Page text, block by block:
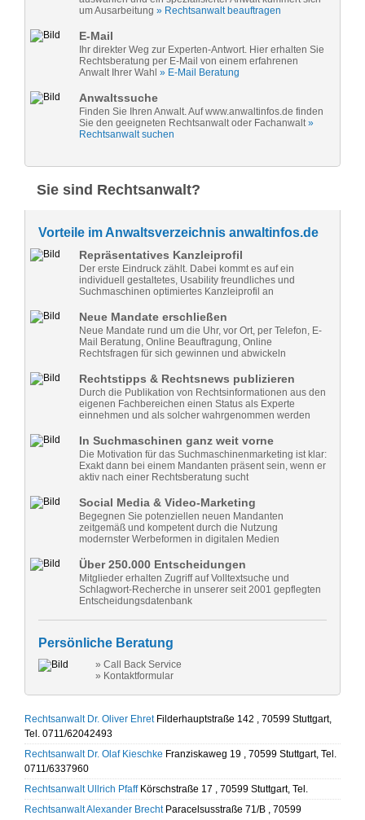
um Ausarbeitung » Rechtsanwalt beauftragen
E-Mail
Ihr direkter Weg zur Experten-Antwort. Hier erhalten Sie
Rechtsberatung per E-Mail von einem erfahrenen
Anwalt Ihrer Wahl » E-Mail Beratung
Anwaltssuche
Finden Sie Ihren Anwalt. Auf www.anwaltinfos.de finden
Sie den geeigneten Rechtsanwalt oder Fachanwalt»
Rechtsanwalt suchen
Sie sind Rechtsanwalt?
Vorteile im Anwaltsverzeichnis anwaltinfos.de
Repräsentatives Kanzleiprofil
Der erste Eindruck zählt. Dabei kommt es auf ein
individuell gestaltetes, Usability freundliches und
Suchmaschinen optimiertes Kanzleiprofil an
Neue Mandate erschließen
Neue Mandate rund um die Uhr, vor Ort, per Telefon, E-
Mail Beratung, Online Beauftragung, Online
Rechtsfragen für sich gewinnen und abwickeln
Rechtstipps & Rechtsnews publizieren
Durch die Publikation von Rechtsinformationen aus den
eigenen Fachbereichen einen Status als Experte
einnehmen und als solcher wahrgenommen werden
In Suchmaschinen ganz weit vorne
Die Motivation für das Suchmaschinenmarketing ist klar:
Exakt dann bei einem Mandanten präsent sein, wenn er
aktiv nach einer Rechtsberatung sucht
Social Media & Video-Marketing
Begegnen Sie potenziellen neuen Mandanten
zeitgemäß und kompetent durch die Nutzung
modernster Werbeformen in digitalen Medien
Über 250.000 Entscheidungen
Mitglieder erhalten Zugriff auf Volltextsuche und
Schlagwort-Recherche in unserer seit 2001 gepflegten
Entscheidungsdatenbank
Persönliche Beratung
» Call Back Service
» Kontaktformular
Rechtsanwalt Dr. Oliver EhretFilderhauptstraße 142 , 70599 Stuttgart,
Tel. 0711/62042493
Rechtsanwalt Dr. Olaf Kieschke Franziskaweg 19 , 70599 Stuttgart, Tel.
0711/6337960
Rechtsanwalt Ullrich PfaffKörschstraße 17 , 70599 Stuttgart, Tel.
Rechtsanwalt Alexander BrechtParacelsusstraße 71/B , 70599